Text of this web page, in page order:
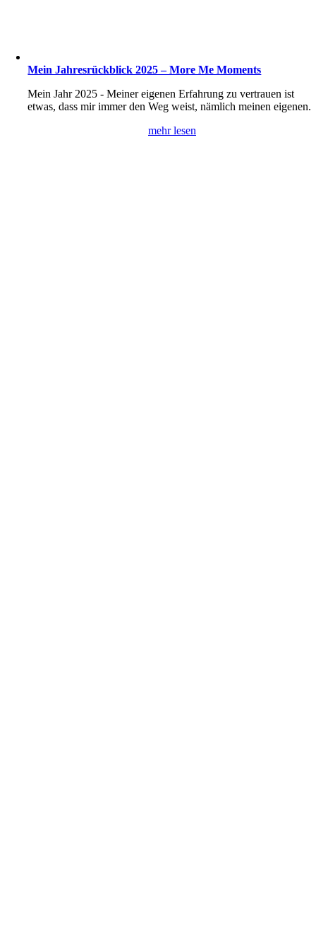
Mein Jahresrückblick 2025 – More Me Moments
Mein Jahr 2025 - Meiner eigenen Erfahrung zu vertrauen ist
etwas, dass mir immer den Weg weist, nämlich meinen eigenen.
mehr lesen